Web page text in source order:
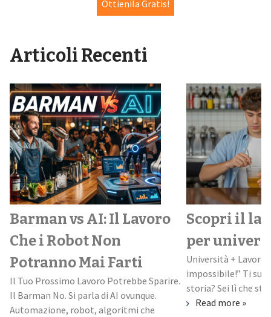
Ottienila Gratis!
Articoli Recenti
Barman vs AI: Il Lavoro
Che i Robot Non
Potranno Mai Farti
Il Tuo Prossimo Lavoro Potrebbe Sparire.
Il Barman No. Si parla di AI ovunque.
Automazione, robot, algoritmi che
Scopri il
per
Università +
impossibile!” Ti
storia? Sei lì che
Read more »